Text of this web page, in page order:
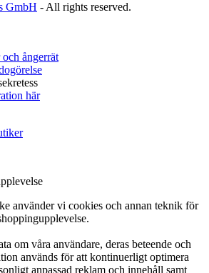
GmbH - All rights reserved.
ångerrät
här
använder vi cookies och annan teknik för
om våra användare, deras beteende och
används för att kontinuerligt optimera
anpassad reklam och innehåll samt